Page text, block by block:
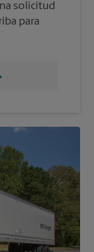
solicitud
para